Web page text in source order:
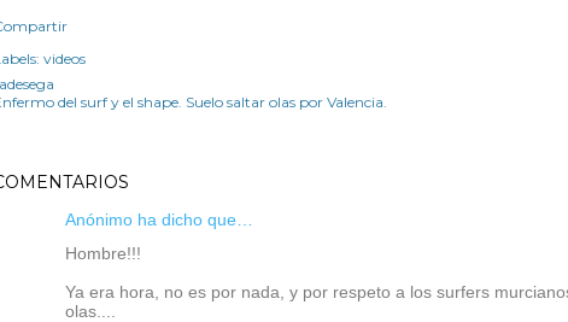
videos
del surf y el shape. Suelo saltar olas por Valencia.
Anónimo ha dicho que…
Hombre!!!
Ya era hora, no es por nada, y por respeto a los surfers
olas....